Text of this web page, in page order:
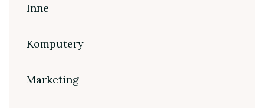
Inne
Komputery
Marketing